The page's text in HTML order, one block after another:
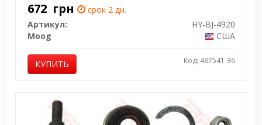
672 грн
срок 2 дн.
Артикул:
HY-BJ-4920
Moog
США
КУПИТЬ Код: 487541-36